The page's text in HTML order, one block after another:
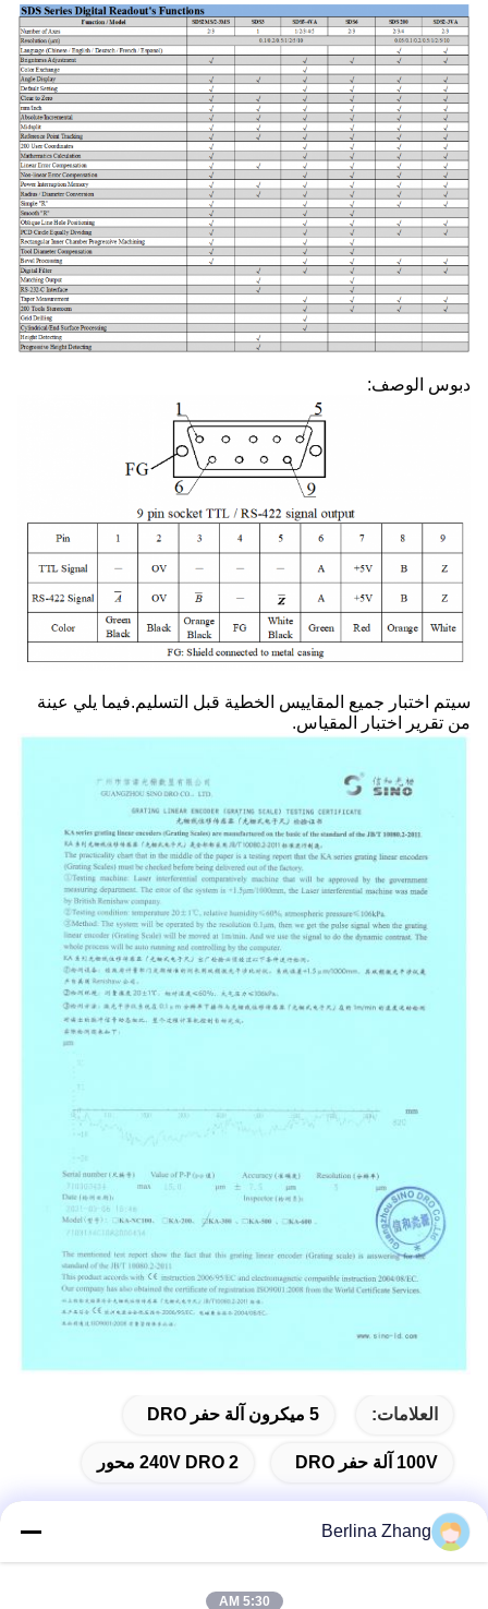
دبوس الوصف:
سيتم اختبار جميع المقاييس الخطية قبل التسليم.فيما يلي عينة
من تقرير اختبار المقياس.
العلامات: 5 ميكرون آلة حفر DRO
100V آلة حفر DRO 240V DRO 2 محور
Berlina Zhang
5:30 AM